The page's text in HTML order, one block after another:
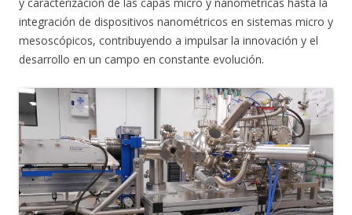
integración de dispositivos nanométricos en sistemas micro y
mesoscópicos, contribuyendo a impulsar la innovación y el
desarrollo en un campo en constante evolución.